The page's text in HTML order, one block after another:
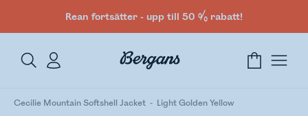
Rean fortsätter - upp till 50 % rabatt!
Cecilie Mountain Softshell Jacket Light Golden Yellow